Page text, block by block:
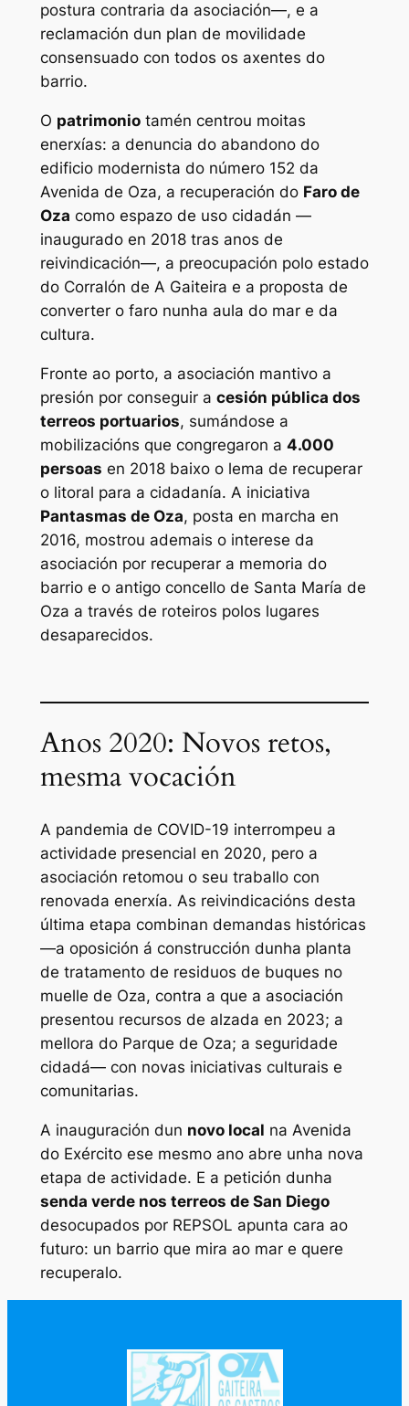
postura contraria da asociación—, e a
reclamación dun plan de movilidade
consensuado con todos os axentes do
barrio.
O patrimoniotamén centrou moitas
enerxías: a denuncia do abandono do
edificio modernista do número 152 da
Avenida de Oza, a recuperación do Faro de
Oza como espazo de uso cidadán —
inaugurado en 2018 tras anos de
reivindicación—, a preocupación polo estado
do Corralón de A Gaiteira e a proposta de
converter o faro nunha aula do mar e da
cultura.
Fronte ao porto, a asociación mantivo a
presión por conseguir a cesión pública dos
terreos portuarios, sumándose a
mobilizacións que congregaron a 4.000
persoas en 2018 baixo o lema de recuperar
o litoral para a cidadanía. A iniciativa
Pantasmas de Oza, posta en marcha en
2016, mostrou ademais o interese da
asociación por recuperar a memoria do
barrio e o antigo concello de Santa María de
Oza a través de roteiros polos lugares
desaparecidos.
Anos 2020: Novos retos,
mesma vocación
A pandemia de COVID-19 interrompeu a
actividade presencial en 2020, pero a
asociación retomou o seu traballo con
renovada enerxía. As reivindicacións desta
última etapa combinan demandas históricas
—a oposición á construcción dunha planta
de tratamento de residuos de buques no
muelle de Oza, contra a que a asociación
presentou recursos de alzada en 2023; a
mellora do Parque de Oza; a seguridade
cidadá— con novas iniciativas culturais e
comunitarias.
A inauguración dun novo local na Avenida
do Exército ese mesmo ano abre unha nova
etapa de actividade. E a petición dunha
senda verde nos terreos de San Diego
desocupados por REPSOL apunta cara ao
futuro: un barrio que mira ao mar e quere
recuperalo.